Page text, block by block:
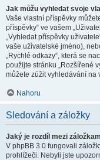
Jak můžu vyhledat svoje
Vaše vlastní příspěvky
příspěvky“ ve vašem
„Vyhledat příspěvky
vaše uživatelské jméno),
„Rychlé odkazy“, která se
použijte stránku „Rozšířené
můžete zúžit vyhledávání na
Nahoru
Sledování a záložky
Jaký je rozdíl mezi
V phpBB 3.0 fungovali
prohlížeči. Nebyli jste